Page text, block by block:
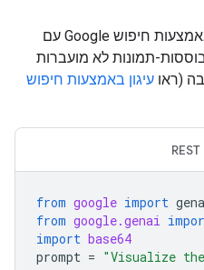
שימו לב: כשמשתמשים בעיגון באמצעות חיפוש Google עם
תמונות לא מועברות
(ראו עיגון באמצעות חיפוש
REST
from google import
from google.genai
import base64
prompt = "Visualize